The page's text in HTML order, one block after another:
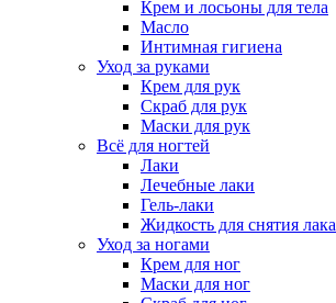
Крем и лосьоны для тела
Масло
Интимная гигиена
Уход за руками
Крем для рук
Скраб для рук
Маски для рук
Всё для ногтей
Лаки
Лечебные лаки
Гель-лаки
Жидкость для снятия лака
Уход за ногами
Крем для ног
Маски для ног